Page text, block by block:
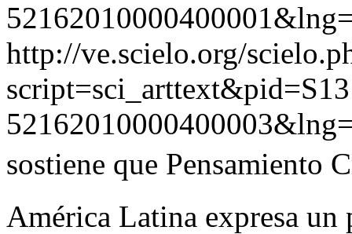
http://ve.scielo.org/
sostiene que
América Latina expresa